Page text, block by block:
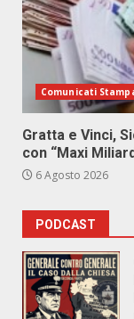
Comunicati
Gratta e Vinci,
con “Maxi
6 Agosto 2026
PODCAST